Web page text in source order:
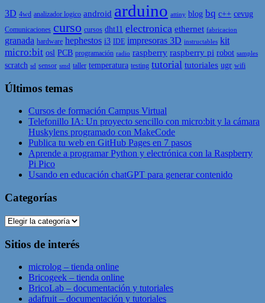
3D 4wd analizador logico android arduino attiny blog bq c++ cevug
Comunicaciones curso cursos dht11 electronica ethernet fabricacion
granada hardware hephestos i3 IDE impresoras 3D instructables kit
micro:bit osl PCB programación radio raspberry raspberry pi robot samples
scratch sd sensor smd taller temperatura testing tutorial tutoriales ugr wifi
Últimos temas
Cursos de formación Campus Virtual
Telefonillo IA: Un proyecto sencillo con micro:bit y la cámara
Huskylens programado con MakeCode
Publica tu web en GitHub Pages en 7 pasos
Aprende a programar Python y electrónica con la Raspberry
Pi Pico
Usando en educación chatGPT para generar contenido
Categorías
Categorías
Sitios de interés
microlog – tienda online
Bricogeek – tienda online
BricoLab – documentación y tutoriales
adafruit – documentación y tutoriales